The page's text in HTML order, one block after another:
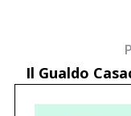
Il Gualdo